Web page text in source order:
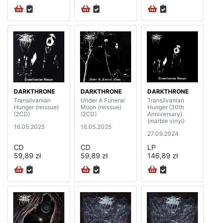
DARKTHRONE
Transilvanian
Hunger (reissue)
(2CD)
16.05.2025
CD
59,89 zł
DARKTHRONE
Under A Funeral
Moon (reissue)
(2CD)
16.05.2025
CD
59,89 zł
DARKTHRONE
Transilvanian
Hunger (30th
Anniversary)
(marble vinyl)
27.09.2024
LP
146,89 zł